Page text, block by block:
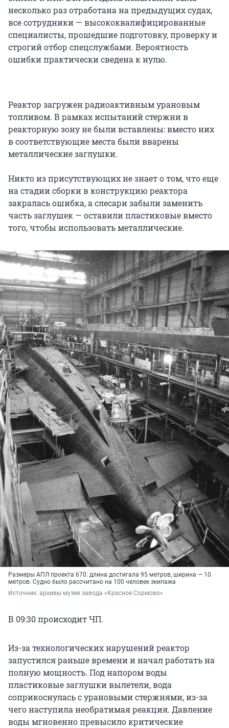
несколько раз отработана на предыдущих судах,
все сотрудники — высококвалифицированные
специалисты, прошедшие подготовку, проверку и
строгий отбор спецслужбами. Вероятность
ошибки практически сведена к нулю.
Реактор загружен радиоактивным урановым
топливом. В рамках испытаний стержни в
реакторную зону не были вставлены: вместо них
в соответствующие места были вварены
металлические заглушки.
Никто из присутствующих не знает о том, что еще
на стадии сборки в конструкцию реактора
закралась ошибка, а слесари забыли заменить
часть заглушек — оставили пластиковые вместо
того, чтобы использовать металлические.
Размеры АПЛ проекта 670: длина достигала 95 метров, ширина — 10
метров. Судно было рассчитано на 100 человек экипажа
Источник: архивы музея завода «Красное Сормово»
В 09:30 происходит ЧП.
Из-за технологических нарушений реактор
запустился раньше времени и начал работать на
полную мощность. Под напором воды
пластиковые заглушки вылетели, вода
соприкоснулась с урановыми стержнями, из-за
чего наступила необратимая реакция. Давление
воды мгновенно превысило критические